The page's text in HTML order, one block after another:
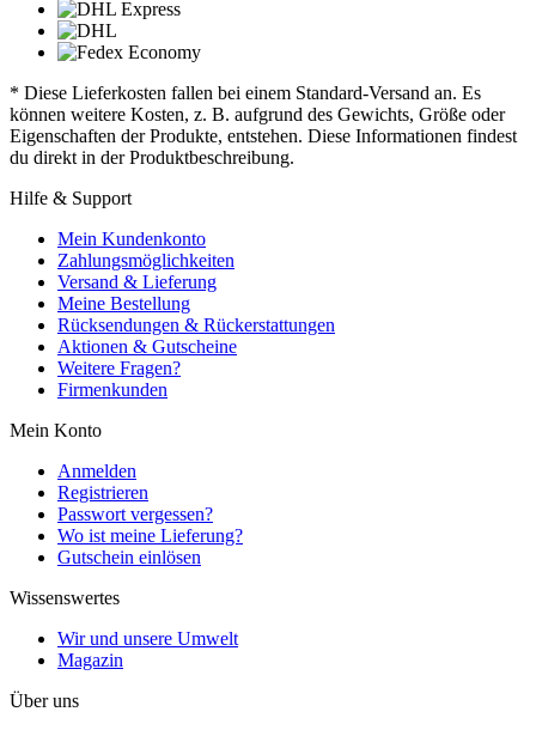
* Diese Lieferkosten fallen bei einem Standard-Versand an. Es
können weitere Kosten, z. B. aufgrund des Gewichts, Größe oder
Eigenschaften der Produkte, entstehen. Diese Informationen findest
du direkt in der Produktbeschreibung.
Hilfe & Support
Mein Kundenkonto
Zahlungsmöglichkeiten
Versand & Lieferung
Meine Bestellung
Rücksendungen & Rückerstattungen
Aktionen & Gutscheine
Weitere Fragen?
Firmenkunden
Mein Konto
Anmelden
Registrieren
Passwort vergessen?
Wo ist meine Lieferung?
Gutschein einlösen
Wissenswertes
Wir und unsere Umwelt
Magazin
Über uns